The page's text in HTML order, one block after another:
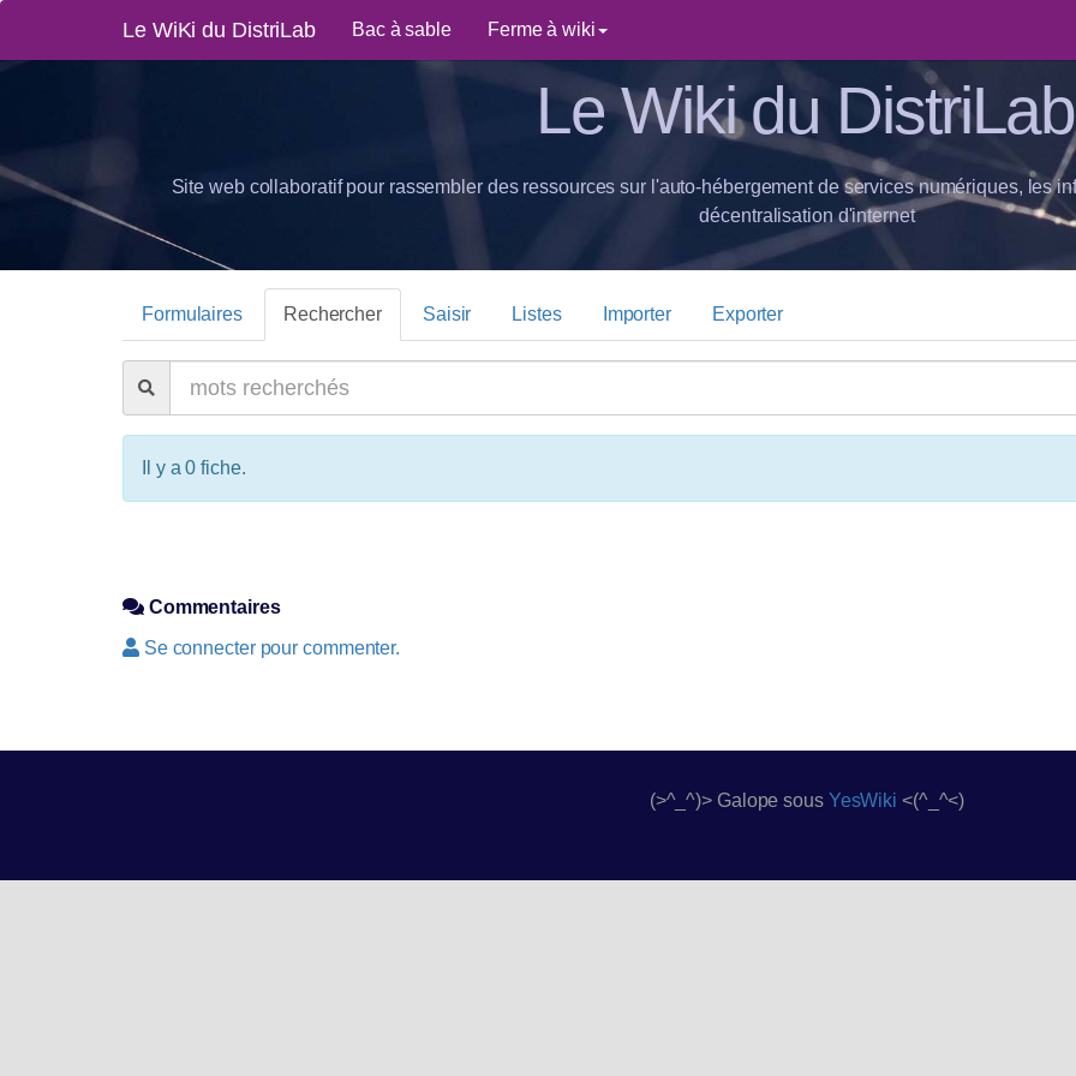
Le WiKi du DistriLab Bac à sable Ferme à wiki
Le Wiki du DistriLab
Site web collaboratif pour rassembler des ressources sur l'auto-hébergement de services numériques, les
décentralisation d'internet
Formulaires Rechercher Saisir Listes Importer Exporter
Il y a 0 fiche.
Commentaires
Se connecter pour commenter.
(>^_^)> Galope sous YesWiki <(^_^<)